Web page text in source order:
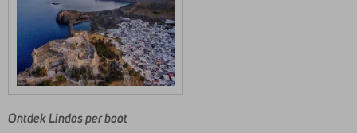
Ontdek Lindos per boot